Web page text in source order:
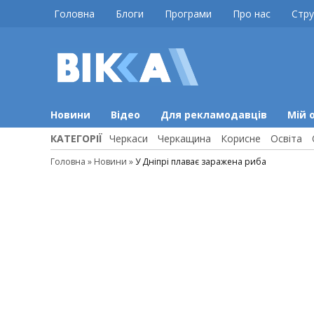
Головна Блоги Програми Про нас
Новини Відео Для рекламодавців Мій
КАТЕГОРІЇ Черкаси Черкащина Корисне Освіта
Головна » Новини »У Дніпрі плаває заражена риба